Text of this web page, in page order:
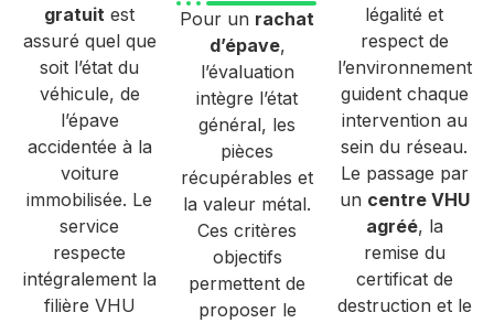
gratuit est
assuré quel que
soit l’état du
véhicule, de
l’épave
accidentée à la
voiture
immobilisée. Le
service
respecte
intégralement la
filière VHU
Pour un rachat
d’épave,
l’évaluation
intègre l’état
général, les
pièces
récupérables et
la valeur métal.
Ces critères
objectifs
permettent de
proposer le
légalité et
respect de
l’environnement
guident chaque
intervention au
sein du réseau.
Le passage par
un centre VHU
agréé, la
remise du
certificat de
destruction et le